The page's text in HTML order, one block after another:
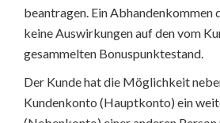
beantragen. Ein Abhandenkommen
keine Auswirkungen auf den vom
gesammelten Bonuspunktestand.
Der Kunde hat die Möglichkeit
Kundenkonto (Hauptkonto) ein